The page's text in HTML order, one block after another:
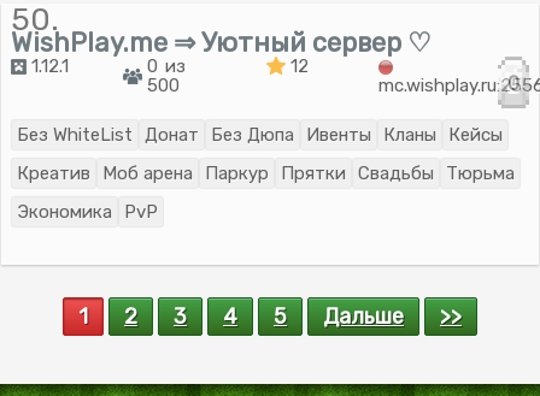
50.
WishPlay.me ⇒ Уютный сервер ♡
1.12.1
0 из
500
12
0
Без WhiteList Донат Без Дюпа Ивенты Кланы
Кейсы
Креатив
Моб арена Паркур Прятки Свадьбы
Тюрьма
Экономика
PvP
1 2 3 4 5 Дальше >>